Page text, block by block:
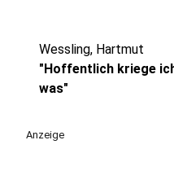
Wessling, Hartmut
"Hoffentlich kriege
was"
Anzeige